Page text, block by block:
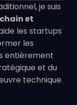
je suis
et
les startups
les
entièrement
et du
technique